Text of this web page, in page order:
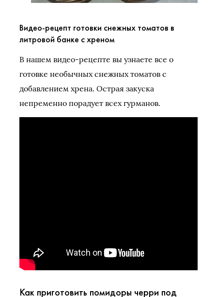
Видео-рецепт готовки снежных томатов в
литровой банке с хреном
В нашем видео-рецепте вы узнаете все о
готовке необычных снежных томатов с
добавлением хрена. Острая закуска
непременно порадует всех гурманов.
Как приготовить помидоры черри под